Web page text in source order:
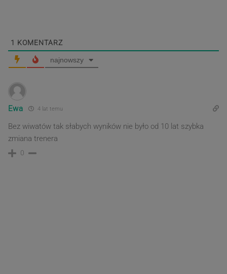
1 KOMENTARZ
najnowszy
Ewa 4 lat temu
Bez wiwatów tak słabych wyników nie było od 10 lat szybka
zmiana trenera
0